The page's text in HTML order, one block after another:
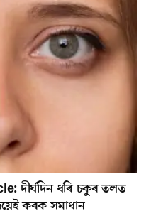
দীৰ্ঘদিন ধৰি চকুৰ তলত
কৰক সমাধান